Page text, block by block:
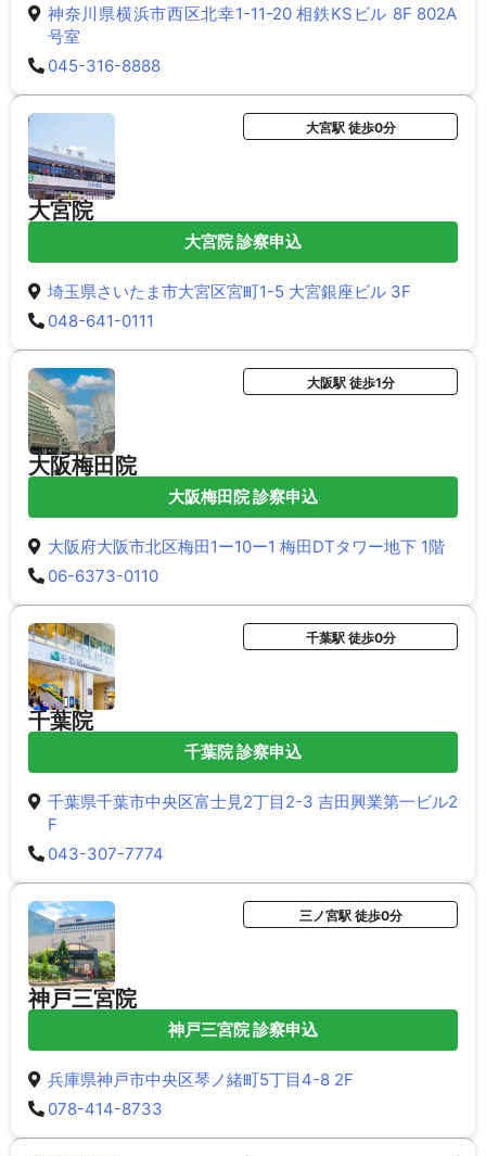
神奈川県横浜市西区北幸1-11-20 相鉄KSビル 8F 802A
号室
045-316-8888
大宮院
大宮駅 徒歩0分
大宮院 診察申込
埼玉県さいたま市大宮区宮町1-5 大宮銀座ビル 3F
048-641-0111
大阪梅田院
大阪駅 徒歩1分
大阪梅田院 診察申込
大阪府大阪市北区梅田1ー10ー1 梅田DTタワー地下 1階
06-6373-0110
千葉院
千葉駅 徒歩0分
千葉院 診察申込
千葉県千葉市中央区富士見2丁目2-3 吉田興業第一ビル2
F
043-307-7774
神戸三宮院
三ノ宮駅 徒歩0分
神戸三宮院 診察申込
兵庫県神戸市中央区琴ノ緒町5丁目4-8 2F
078-414-8733